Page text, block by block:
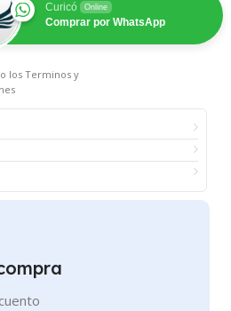
Curicó Online
Comprar por WhatsApp
losTerminos y